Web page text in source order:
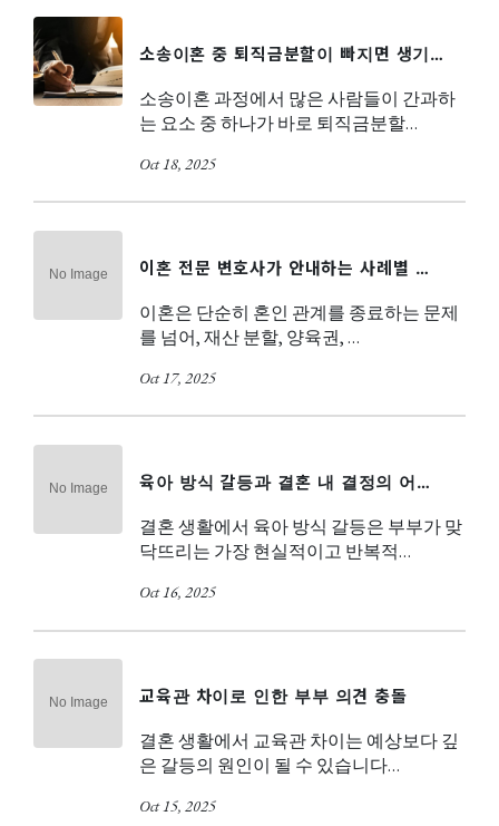
소송이혼 중 퇴직금분할이 빠지면 생기…
소송이혼 과정에서 많은 사람들이 간과하
는 요소 중 하나가 바로 퇴직금분할…
Oct 18, 2025
이혼 전문 변호사가 안내하는 사례별 …
이혼은 단순히 혼인 관계를 종료하는 문제
를 넘어, 재산 분할, 양육권, …
Oct 17, 2025
육아 방식 갈등과 결혼 내 결정의 어…
결혼 생활에서 육아 방식 갈등은 부부가 맞
닥뜨리는 가장 현실적이고 반복적…
Oct 16, 2025
교육관 차이로 인한 부부 의견 충돌
결혼 생활에서 교육관 차이는 예상보다 깊
은 갈등의 원인이 될 수 있습니다…
Oct 15, 2025